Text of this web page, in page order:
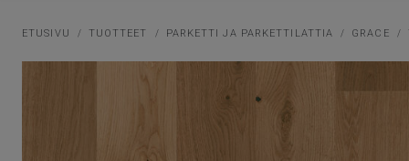
ETUSIVU TUOTTEET PARKETTI JA PARKETTILATTIA GRACE